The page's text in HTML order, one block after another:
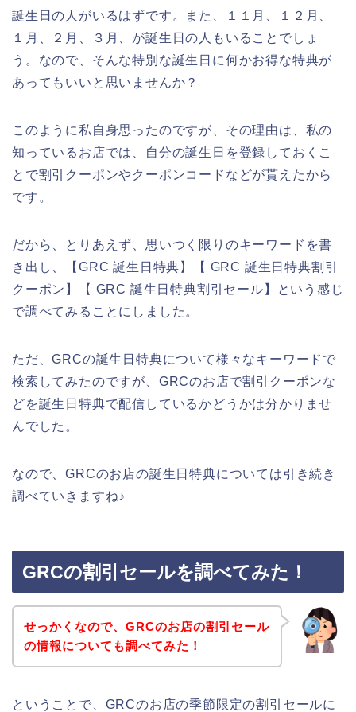
誕生日の人がいるはずです。また、１１月、１２月、
１月、２月、３月、が誕生日の人もいることでしょ
う。なので、そんな特別な誕生日に何かお得な特典が
あってもいいと思いませんか？
このように私自身思ったのですが、その理由は、私の
知っているお店では、自分の誕生日を登録しておくこ
とで割引クーポンやクーポンコードなどが貰えたから
です。
だから、とりあえず、思いつく限りのキーワードを書
き出し、【GRC 誕生日特典】【 GRC 誕生日特典割引
クーポン】【 GRC 誕生日特典割引セール】という感じ
で調べてみることにしました。
ただ、GRCの誕生日特典について様々なキーワードで
検索してみたのですが、GRCのお店で割引クーポンな
どを誕生日特典で配信しているかどうかは分かりませ
んでした。
なので、GRCのお店の誕生日特典については引き続き
調べていきますね♪
GRCの割引セールを調べてみた！
せっかくなので、GRCのお店の割引セール
の情報についても調べてみた！
ということで、GRCのお店の季節限定の割引セールに